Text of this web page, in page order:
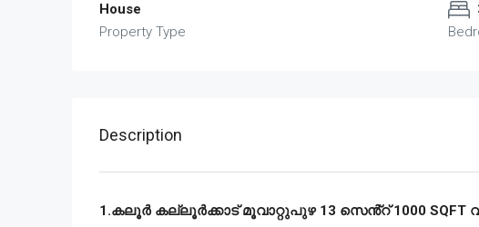
House
Property Type
Description
1.കലൂർ കല്ലൂർക്കാട് മൂവാറ്റുപുഴ 13 സെൻ്റ് 1000 SQFT